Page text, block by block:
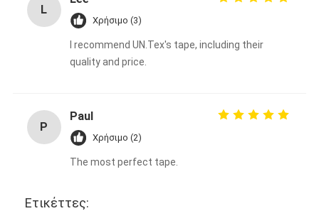
L
Χρήσιμο (3)
I recommend UN.Tex's tape, including their
quality and price.
P
Paul
Χρήσιμο (2)
The most perfect tape.
Ετικέττες: